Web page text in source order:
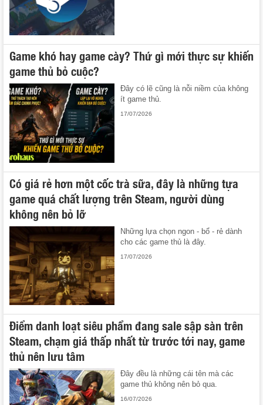
Game khó hay game cày? Thứ gì mới thực sự khiến
game thủ bỏ cuộc?
Đây có lẽ cũng là nỗi niềm của không
ít game thủ.
17/07/2026
Có giá rẻ hơn một cốc trà sữa, đây là những tựa
game quá chất lượng trên Steam, người dùng
không nên bỏ lỡ
Những lựa chọn ngon - bổ - rẻ dành
cho các game thủ là đây.
17/07/2026
Điểm danh loạt siêu phẩm đang sale sập sàn trên
Steam, chạm giá thấp nhất từ trước tới nay, game
thủ nên lưu tâm
Đây đều là những cái tên mà các
game thủ không nên bỏ qua.
16/07/2026